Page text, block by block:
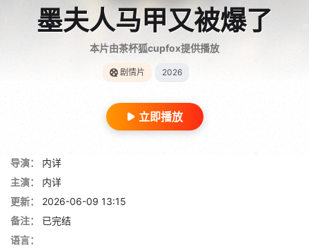
墨夫人马甲又被爆了
本片由茶杯狐cupfox提供播放
剧情片 2026
立即播放
导演：
内详
主演：
内详
更新：
2026-06-09 13:15
备注：
已完结
语言：